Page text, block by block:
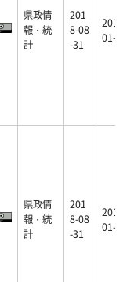
県政情
報・統
計
201
8-08
-31
01-
県政情
報・統
計
201
8-08
-31
01-